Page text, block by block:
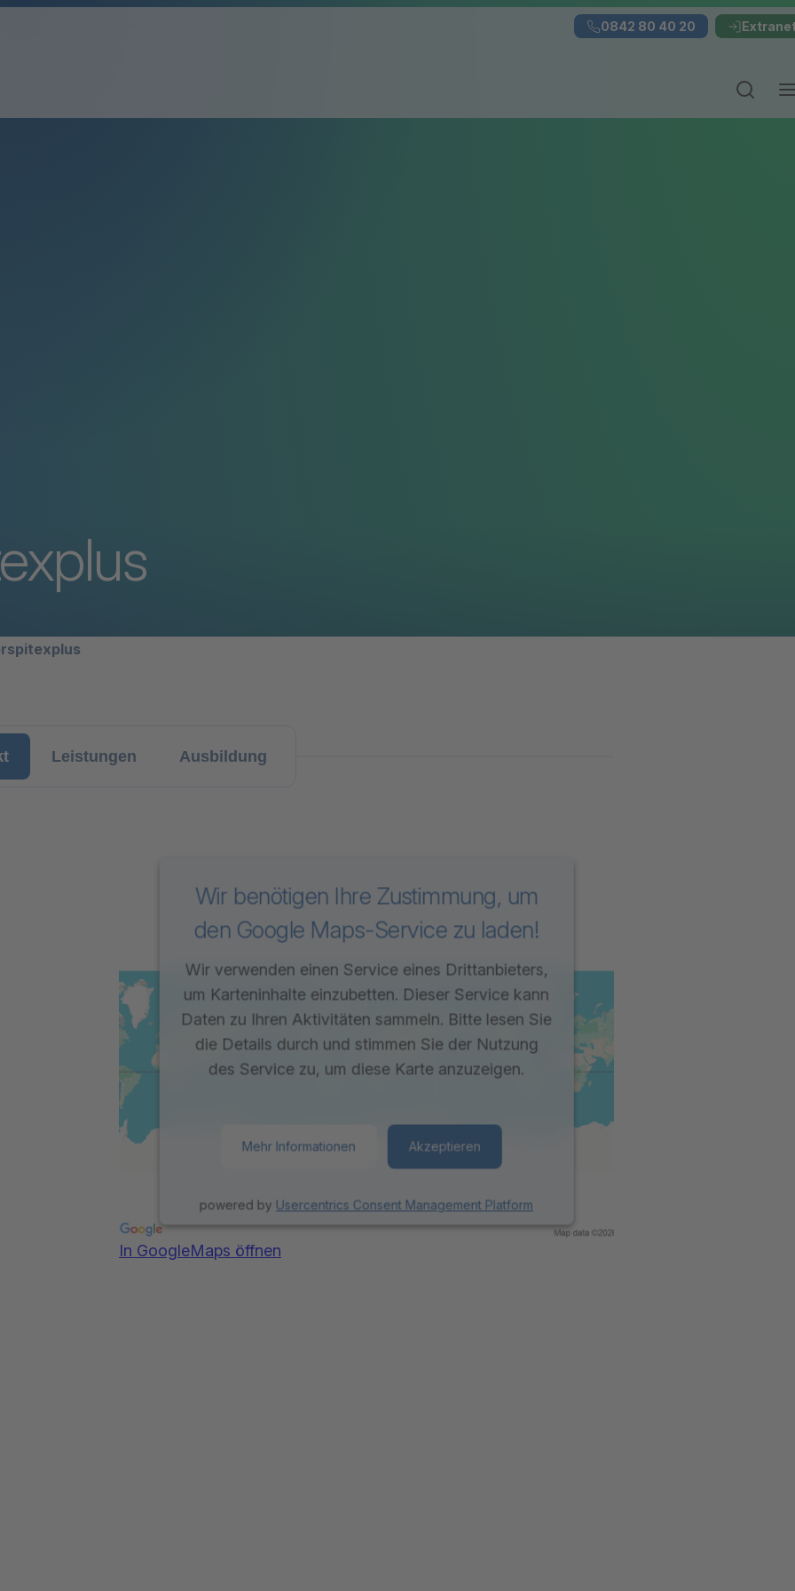
0842 80 40 20
Leistungen Ausbildung
Wir benötigen Ihre Zustimmung, um
den Google Maps-Service zu laden!
Wir verwenden einen Service eines Drittanbieters,
um Karteninhalte einzubetten. Dieser Service kann
Daten zu Ihren Aktivitäten sammeln. Bitte lesen Sie
die Details durch und stimmen Sie der Nutzung
des Service zu, um diese Karte anzuzeigen.
Mehr Informationen Akzeptieren
powered by Usercentrics Consent Management Platform
In GoogleMaps öffnen